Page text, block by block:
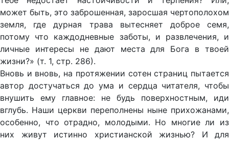
может быть, это заброшенная, заросшая чертополохом
земля, где дурная трава вытесняет доброе семя,
потому что каждодневные заботы, и развлечения, и
личные интересы не дают места для Бога в твоей
жизни?» (т. 1, стр. 286).
Вновь и вновь, на протяжении сотен страниц пытается
автор достучаться до ума и сердца читателя, чтобы
внушить ему главное: не будь поверхностным, иди
вглубь. Наши церкви переполнены ныне прихожанами,
особенно, что отрадно, молодыми. Но многие ли из
них живут истинно христианской жизнью? И для